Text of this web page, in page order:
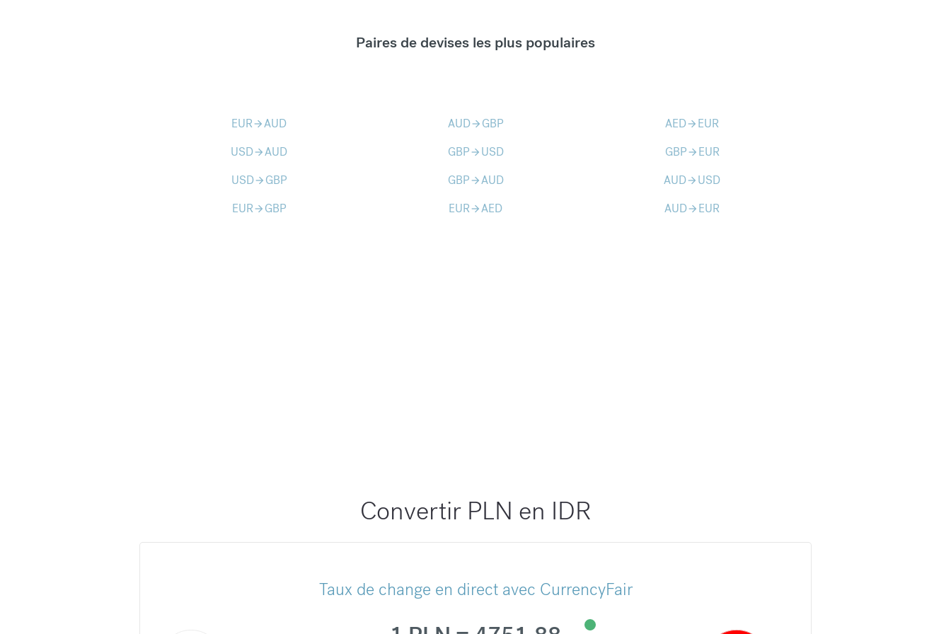
Paires de devises les plus populaires
EURarrow_forwardAUD AUDarrow_forward GBP AEDarrow_forward EUR
USDarrow_forwardAUD GBParrow_forward USD GBParrow_forward EUR
USDarrow_forward GBP GBParrow_forwardAUD AUDarrow_forward USD
EURarrow_forward GBP EURarrow_forwardAED AUDarrow_forward EUR
Convertir PLN en IDR
Taux de change en direct avec CurrencyFair